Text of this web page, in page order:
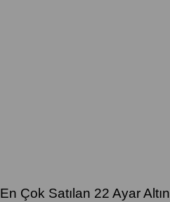
En Çok Satılan 22 Ayar